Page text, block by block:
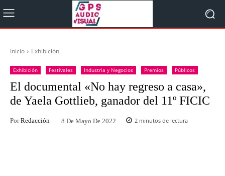
Inicio Exhibición
Exhibición Festivales Industria y Negocios Premios Públicos
El documental «No hay regreso a casa»,
de Yaela Gottlieb, ganador del 11º FICIC
Por Redacción 8 De Mayo De 2022 2 minutos de lectura